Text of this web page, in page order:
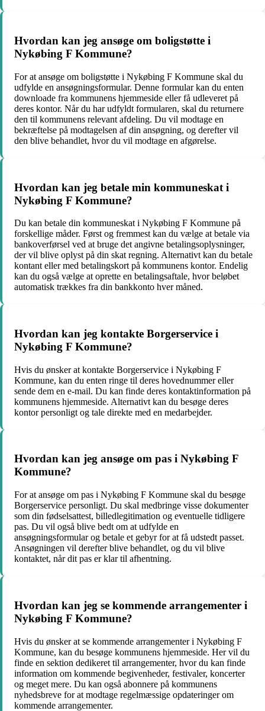
Hvordan kan jeg ansøge om boligstøtte i
Nykøbing F Kommune?
For at ansøge om boligstøtte i Nykøbing F Kommune skal du
udfylde en ansøgningsformular. Denne formular kan du enten
downloade fra kommunens hjemmeside eller få udleveret på
deres kontor. Når du har udfyldt formularen, skal du returnere
den til kommunens relevant afdeling. Du vil modtage en
bekræftelse på modtagelsen af ​​din ansøgning, og derefter vil
den blive behandlet, hvor du vil modtage en afgørelse.
Hvordan kan jeg betale min kommuneskat i
Nykøbing F Kommune?
Du kan betale din kommuneskat i Nykøbing F Kommune på
forskellige måder. Først og fremmest kan du vælge at betale via
bankoverførsel ved at bruge det angivne betalingsoplysninger,
der vil blive oplyst på din skat regning. Alternativt kan du betale
kontant eller med betalingskort på kommunens kontor. Endelig
kan du også vælge at oprette en betalingsaftale, hvor beløbet
automatisk trækkes fra din bankkonto hver måned.
Hvordan kan jeg kontakte Borgerservice i
Nykøbing F Kommune?
Hvis du ønsker at kontakte Borgerservice i Nykøbing F
Kommune, kan du enten ringe til deres hovednummer eller
sende dem en e-mail. Du kan finde deres kontaktinformation på
kommunens hjemmeside. Alternativt kan du besøge deres
kontor personligt og tale direkte med en medarbejder.
Hvordan kan jeg ansøge om pas i Nykøbing F
Kommune?
For at ansøge om pas i Nykøbing F Kommune skal du besøge
Borgerservice personligt. Du skal medbringe visse dokumenter
som din fødselsattest, billedlegitimation og eventuelle tidligere
pas. Du vil også blive bedt om at udfylde en
ansøgningsformular og betale et gebyr for at få udstedt passet.
Ansøgningen vil derefter blive behandlet, og du vil blive
kontaktet, når dit pas er klar til afhentning.
Hvordan kan jeg se kommende arrangementer i
Nykøbing F Kommune?
Hvis du ønsker at se kommende arrangementer i Nykøbing F
Kommune, kan du besøge kommunens hjemmeside. Her vil du
finde en sektion dedikeret til arrangementer, hvor du kan finde
information om kommende begivenheder, festivaler, koncerter
og meget mere. Du kan også abonnere på kommunens
nyhedsbreve for at modtage regelmæssige opdateringer om
kommende arrangementer.